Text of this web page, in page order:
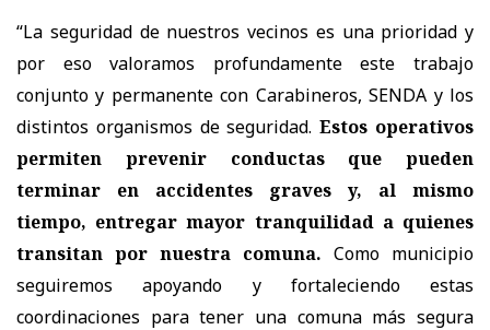
“La seguridad de nuestros vecinos es una prioridad y
por eso valoramos profundamente este trabajo
conjunto y permanente con Carabineros, SENDA y los
distintos organismos de seguridad.Estos operativos
permiten prevenir conductas que pueden
terminar en accidentes graves y, al mismo
tiempo, entregar mayor tranquilidad a quienes
transitan por nuestra comuna. Como municipio
seguiremos apoyando y fortaleciendo estas
coordinaciones para tener una comuna más segura